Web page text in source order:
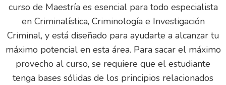
curso de Maestría es esencial para todo especialista
en Criminalística, Criminología e Investigación
Criminal, y está diseñado para ayudarte a alcanzar tu
máximo potencial en esta área. Para sacar el máximo
provecho al curso, se requiere que el estudiante
tenga bases sólidas de los principios relacionados